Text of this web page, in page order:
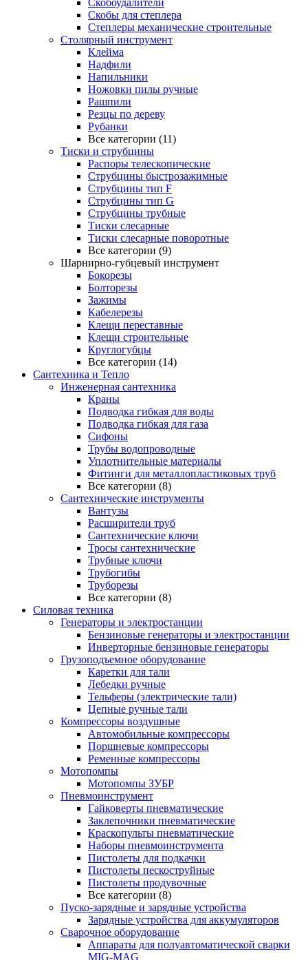
Скобоудалители
Скобы для степлера
Степлеры механические строительные
Столярный инструмент
Клейма
Надфили
Напильники
Ножовки пилы ручные
Рашпили
Резцы по дереву
Рубанки
Все категории (11)
Тиски и струбцины
Распоры телескопические
Струбцины быстрозажимные
Струбцины тип F
Струбцины тип G
Струбцины трубные
Тиски слесарные
Тиски слесарные поворотные
Все категории (9)
Шарнирно-губцевый инструмент
Бокорезы
Болторезы
Зажимы
Кабелерезы
Клещи переставные
Клещи строительные
Круглогубцы
Все категории (14)
Сантехника и Тепло
Инженерная сантехника
Краны
Подводка гибкая для воды
Подводка гибкая для газа
Сифоны
Трубы водопроводные
Уплотнительные материалы
Фитинги для металлопластиковых труб
Все категории (8)
Сантехнические инструменты
Вантузы
Расширители труб
Сантехнические ключи
Тросы сантехнические
Трубные ключи
Трубогибы
Труборезы
Все категории (8)
Силовая техника
Генераторы и электростанции
Бензиновые генераторы и электростанции
Инверторные бензиновые генераторы
Грузоподъемное оборудование
Каретки для тали
Лебедки ручные
Тельферы (электрические тали)
Цепные ручные тали
Компрессоры воздушные
Автомобильные компрессоры
Поршневые компрессоры
Ременные компрессоры
Мотопомпы
Мотопомпы ЗУБР
Пневмоинструмент
Гайковерты пневматические
Заклепочники пневматические
Краскопульты пневматические
Наборы пневмоинструмента
Пистолеты для подкачки
Пистолеты пескоструйные
Пистолеты продувочные
Все категории (8)
Пуско-зарядные и зарядные устройства
Зарядные устройства для аккумуляторов
Сварочное оборудование
Аппараты для полуавтоматической сварки
MIG-MAG